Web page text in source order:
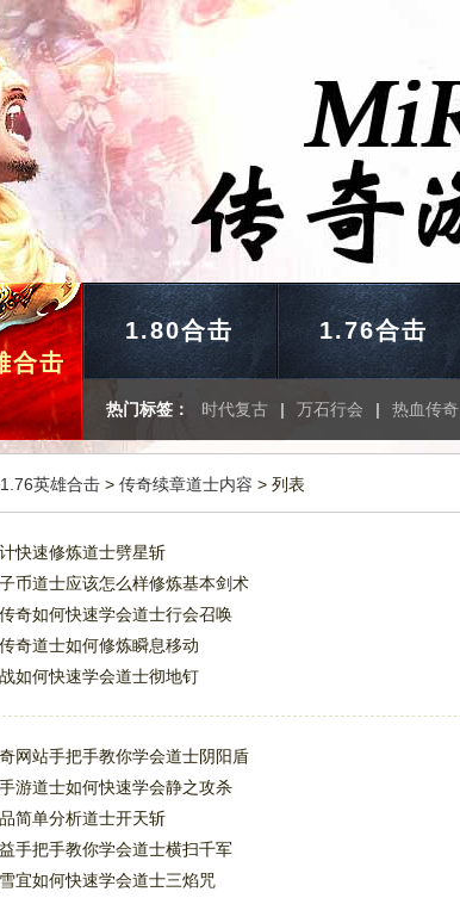
合击
1.80合击 1.76合击
热门标签： 时代复古 | 万石行会 | 热血传奇
1.76英雄合击 > 传奇续章道士内容 > 列表
快速修炼道士劈星斩
币道士应该怎么样修炼基本剑术
奇如何快速学会道士行会召唤
奇道士如何修炼瞬息移动
如何快速学会道士彻地钉
网站手把手教你学会道士阴阳盾
游道士如何快速学会静之攻杀
简单分析道士开天斩
手把手教你学会道士横扫千军
宜如何快速学会道士三焰咒